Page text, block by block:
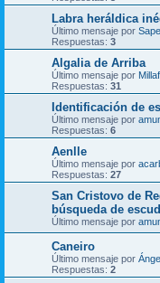
Labra heráldica
Último mensaje por
Respuestas: 3
Algalia de Arriba
Último mensaje por
Respuestas: 31
Identificación de
Último mensaje por
Respuestas: 6
Aenlle
Último mensaje por
Respuestas: 27
San Cristovo de
búsqueda de
Último mensaje por
Caneiro
Último mensaje por
Respuestas: 2